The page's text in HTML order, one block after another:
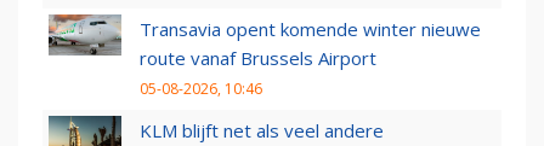
Transavia opent komende winter nieuwe
route vanaf Brussels Airport
05-08-2026, 10:46
KLM blijft net als veel andere